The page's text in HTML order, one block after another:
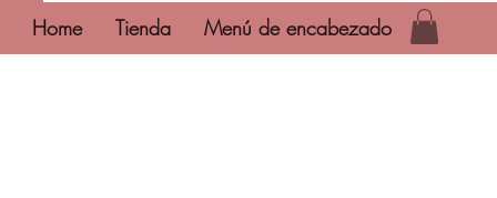
Home Tienda Menú de encabezado